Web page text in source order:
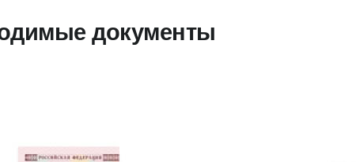
документы